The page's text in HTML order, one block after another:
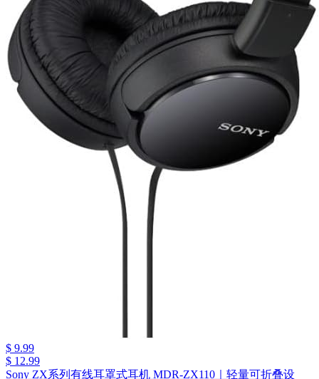
$ 9.99
$ 12.99
Sony ZX系列有线耳罩式耳机 MDR-ZX110｜轻量可折叠设